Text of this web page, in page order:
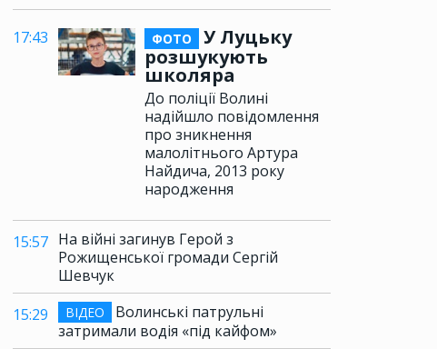
17:43 ФОТО
У Луцьку
розшукують
школяра
До поліції Волині
надійшло повідомлення
про зникнення
малолітнього Артура
Найдича, 2013 року
народження
15:57 На війні загинув Герой з
Рожищенської громади Сергій
Шевчук
15:29
ВІДЕО
Волинські патрульні
затримали водія «під кайфом»